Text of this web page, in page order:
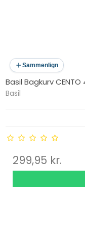
Sammenlign
Basil Bagkurv
Basil
299,95 kr.